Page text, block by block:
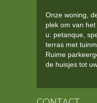
Onze woning,
plek om van
u: petanque,
terras met
Ruime
de huisjes tot